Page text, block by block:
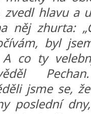
zvedl hlavu a
něj zhurta:
byl
A co ty
jsme se,
poslední